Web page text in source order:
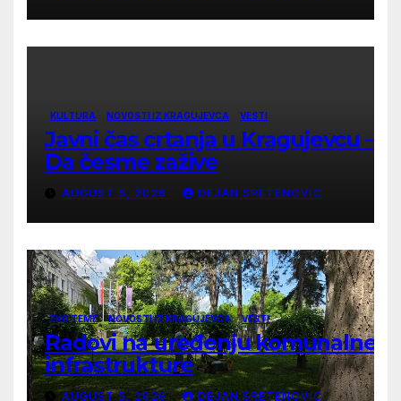
KULTURA NOVOSTI IZ KRAGUJEVCA VESTI
Javni čas crtanja u Kragujevcu –
Da česme zažive
AUGUST 5, 2026 DEJAN SRETENOVIC
EKO TEME NOVOSTI IZ KRAGUJEVCA VESTI
Radovi na uređenju komunalne
infrastrukture
AUGUST 5, 2026 DEJAN SRETENOVIC